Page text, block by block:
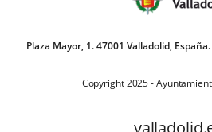
Plaza Mayor, 1. 47001 Valladolid,
Copyright 2025 -